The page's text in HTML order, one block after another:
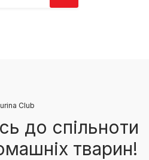
Club
до спільноти
тварин!